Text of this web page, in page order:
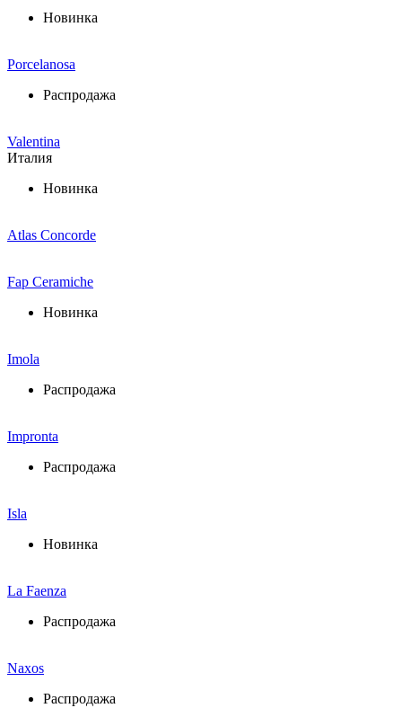
Новинка
Porcelanosa
Распродажа
Valentina
Италия
Новинка
Atlas Concorde
Fap Ceramiche
Новинка
Imola
Распродажа
Impronta
Распродажа
Isla
Новинка
La Faenza
Распродажа
Naxos
Распродажа